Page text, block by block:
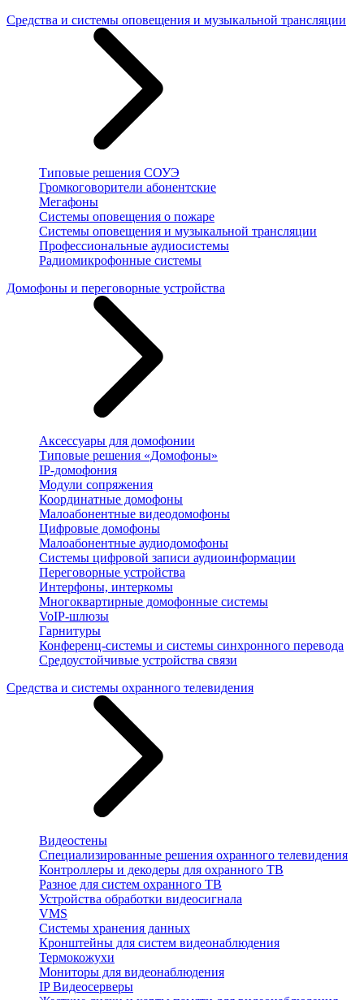
Средства и системы оповещения и музыкальной трансляции
Типовые решения СОУЭ
Громкоговорители абонентские
Мегафоны
Системы оповещения о пожаре
Системы оповещения и музыкальной трансляции
Профессиональные аудиосистемы
Радиомикрофонные системы
Домофоны и переговорные устройства
Аксессуары для домофонии
Типовые решения «Домофоны»
IP-домофония
Модули сопряжения
Координатные домофоны
Малоабонентные видеодомофоны
Цифровые домофоны
Малоабонентные аудиодомофоны
Системы цифровой записи аудиоинформации
Переговорные устройства
Интерфоны, интеркомы
Многоквартирные домофонные системы
VoIP-шлюзы
Гарнитуры
Конференц-системы и системы синхронного перевода
Средоустойчивые устройства связи
Средства и системы охранного телевидения
Видеостены
Специализированные решения охранного телевидения
Контроллеры и декодеры для охранного ТВ
Разное для систем охранного ТВ
Устройства обработки видеосигнала
VMS
Системы хранения данных
Кронштейны для систем видеонаблюдения
Термокожухи
Мониторы для видеонаблюдения
IP Видеосерверы